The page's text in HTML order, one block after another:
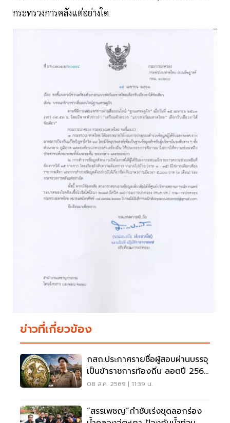
กระทรวงการคลังแต่อย่างใด
ข่าวที่เกี่ยวข้อง
กสถ.ประกาศรายชื่อผู้สอบผ่านบรรจุ
เป็นข้าราชการท้องถิ่น ลอตปี 2568
ใหม่
08 ส.ค. 2569 | 11:39 น.
“สรรเพชญ”กำชับเร่งขุดลอกร่อง